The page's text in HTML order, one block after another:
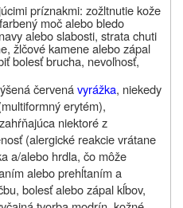
príznakmi: zožltnutie kože
moč alebo bledo
alebo slabosti, strata chuti
žlčové kamene alebo zápal
bolesť brucha, nevoľnosť,
červenávyrážka, niekedy
erytém),
niektoré z
(alergické reakcie vrátane
a/alebo hrdla, čo môže
alebo prehĺtaním a
bolesť alebo zápal kĺbov,